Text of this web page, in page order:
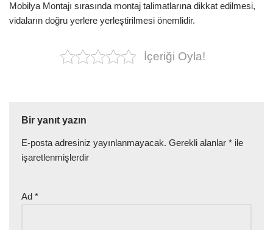
Mobilya Montajı sırasında montaj talimatlarına dikkat edilmesi,
vidaların doğru yerlere yerleştirilmesi önemlidir.
İçeriği Oyla!
Bir yanıt yazın
E-posta adresiniz yayınlanmayacak. Gerekli alanlar * ile
işaretlenmişlerdir
Ad *